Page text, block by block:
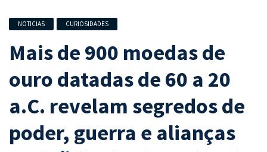
NOTICIAS CURIOSIDADES
Mais de 900 moedas de
ouro datadas de 60 a 20
a.C. revelam segredos de
poder, guerra e alianças